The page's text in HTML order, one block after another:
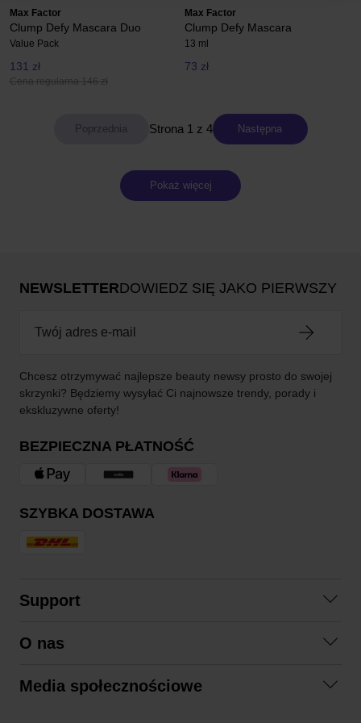
Max Factor
Clump Defy Mascara Duo
Value Pack
131 zł
Cena regularna 146 zł
Max Factor
Clump Defy Mascara
13 ml
73 zł
Strona 1 z 4 Następna
Pokaż więcej
NEWSLETTERDOWIEDZ SIĘ JAKO PIERWSZY
Chcesz otrzymywać najlepsze beauty newsy prosto do swojej
skrzynki? Będziemy wysyłać Ci najnowsze trendy, porady i
ekskluzywne oferty!
BEZPIECZNA PŁATNOŚĆ
SZYBKA DOSTAWA
Support
Regulamin zakupów
O nas
Zrównoważony rozwój
Media społecznościowe